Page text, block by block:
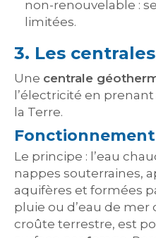
non-renouvelable :
limitées.
3. Les
Une centrale
l’électricité en
la Terre.
Fonctionnement
Le principe : l’eau
nappes souterraines,
aquifères et formées
pluie ou d’eau de mer
croûte terrestre, est